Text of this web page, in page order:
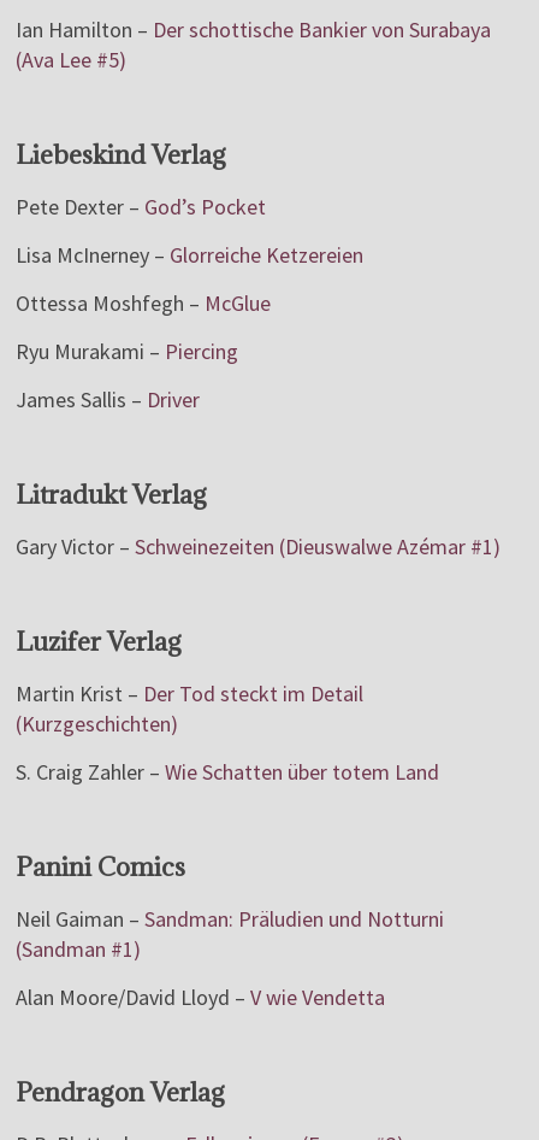
Ian Hamilton – Der schottische Bankier von Surabaya
(Ava Lee #5)
Liebeskind Verlag
Pete Dexter – God’s Pocket
Lisa McInerney – Glorreiche Ketzereien
Ottessa Moshfegh – McGlue
Ryu Murakami – Piercing
James Sallis – Driver
Litradukt Verlag
Gary Victor –Schweinezeiten (Dieuswalwe Azémar #1)
Luzifer Verlag
Martin Krist – Der Tod steckt im Detail
(Kurzgeschichten)
S. Craig Zahler –Wie Schatten über totem Land
Panini Comics
Neil Gaiman –Sandman: Präludien und Notturni
(Sandman #1)
Alan Moore/David Lloyd –V wie Vendetta
Pendragon Verlag